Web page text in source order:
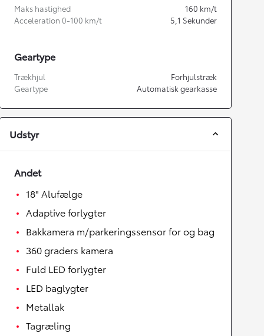
Maks hastighed 160 km/t
Acceleration 0-100 km/t
5,1 Sekunder
Geartype
Trækhjul
Forhjulstræk
Geartype
Automatisk gearkasse
Udstyr
Andet
18" Alufælge
Adaptive forlygter
Bakkamera m/parkeringssensor for og bag
360 graders kamera
Fuld LED forlygter
LED baglygter
Metallak
Tagræling